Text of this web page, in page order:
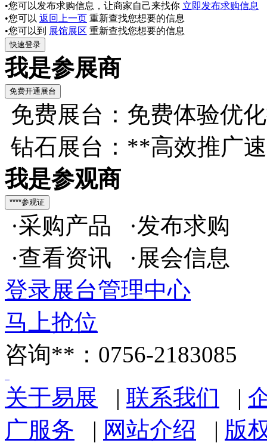
•您可以发布求购信息，让商家自己来找你 立即发布求购信息
•您可以 返回上一页 重新查找您想要的信息
•您可以到 展馆展区 重新查找您想要的信息
我是参展商
免费展台：免费体验优
钻石展台：**高效推广
我是参观商
·采购产品 ·发布求购
·查看资讯 ·展会信息
登录展台管理中心
马上抢位
咨询**：0756-2183085
关于易展 | 联系我们 |
广服务 | 网站介绍 | 版